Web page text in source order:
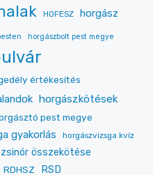
HOFESZ horgász
horgászbolt pest megye
értékesítés
horgászkötések
pest megye
gyakorlás
horgászvizsga kvíz
összekötése
RDHSZ RSD